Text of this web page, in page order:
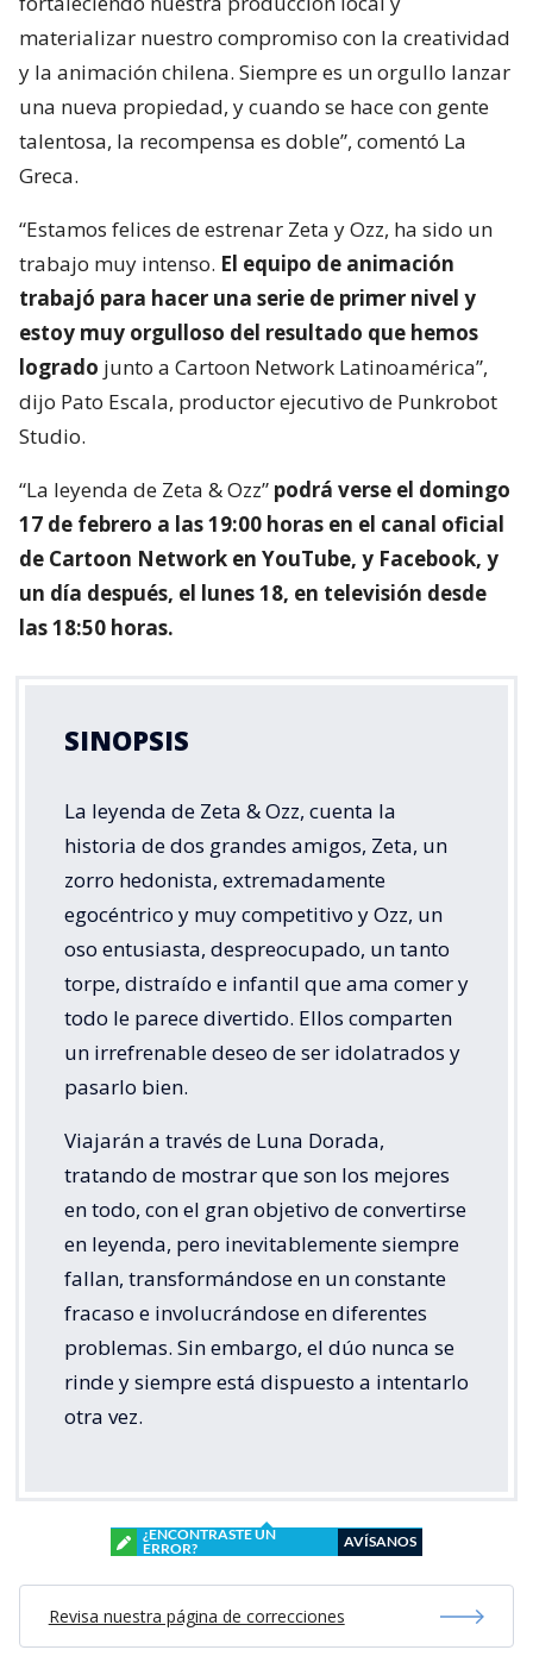
materializar nuestro compromiso con la creatividad
y la animación chilena. Siempre es un orgullo lanzar
una nueva propiedad, y cuando se hace con gente
talentosa, la recompensa es doble”, comentó La
Greca.
“Estamos felices de estrenar Zeta y Ozz, ha sido un
trabajo muy intenso. El equipo de animación
trabajó para hacer una serie de primer nivel y
estoy muy orgulloso del resultado que hemos
logrado junto a Cartoon Network Latinoamérica”,
dijo Pato Escala, productor ejecutivo de Punkrobot
Studio.
“La leyenda de Zeta & Ozz” podrá verse el domingo
17 de febrero a las 19:00 horas en el canal oficial
de Cartoon Network en YouTube, y Facebook, y
un día después, el lunes 18, en televisión desde
las 18:50 horas.
SINOPSIS
La leyenda de Zeta & Ozz, cuenta la
historia de dos grandes amigos, Zeta, un
zorro hedonista, extremadamente
egocéntrico y muy competitivo y Ozz, un
oso entusiasta, despreocupado, un tanto
torpe, distraído e infantil que ama comer y
todo le parece divertido. Ellos comparten
un irrefrenable deseo de ser idolatrados y
pasarlo bien.
Viajarán a través de Luna Dorada,
tratando de mostrar que son los mejores
en todo, con el gran objetivo de convertirse
en leyenda, pero inevitablemente siempre
fallan, transformándose en un constante
fracaso e involucrándose en diferentes
problemas. Sin embargo, el dúo nunca se
rinde y siempre está dispuesto a intentarlo
otra vez.
¿ENCONTRASTE UN
ERROR?
AVÍSANOS
Revisa nuestra página de correcciones